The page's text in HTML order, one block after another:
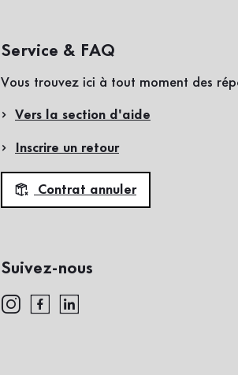
Service & FAQ
Vous trouvez ici à tout moment des
Vers la section d'aide
Inscrire un retour
Contrat annuler
Suivez-nous